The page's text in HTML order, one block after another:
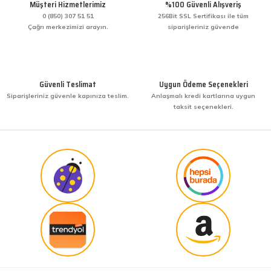
veriş yaptım. İşine sahip çıkmak ve işini hakkıyla
yapmak diye buna derim. harikasınız. paketleme,
hızlı teslimat ve güvenirlik ne derseniz var.
veriş yaptım. İşine sahip çıkmak ve işini hakkıyla
hızlı teslimat ve güvenirlik ne derseniz var.
K... G... | 09/10/2025
Uygun fiyat,kaliteli ürün
Osman Bilge | 20/06/2025
Kalın misina ile uyumlumudur
Müşteri Hizmetlerimiz
0 (850) 307 51 51
Çağrı merkezimizi arayın.
%100 Güvenli Alışveriş
256Bit SSL Sertifikası ile tüm
siparişleriniz güvende
Güvenli Teslimat
Siparişleriniz güvenle kapınıza teslim.
Uygun Ödeme Seçenekleri
Anlaşmalı kredi kartlarına uygun
taksit seçenekleri.